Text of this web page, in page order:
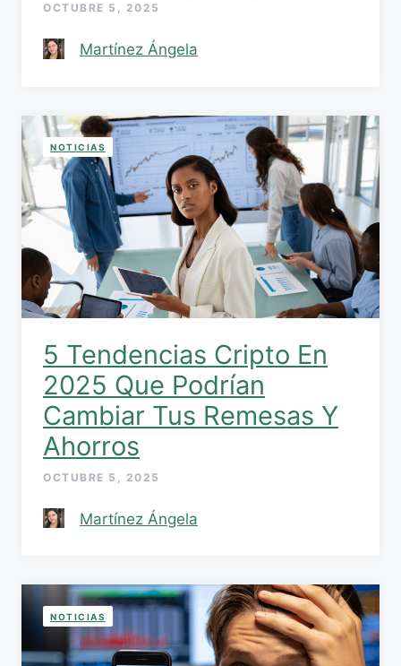
OCTUBRE 5, 2025
Martínez Ángela
NOTICIAS
5 Tendencias Cripto En
2025 Que Podrían
Cambiar Tus Remesas Y
Ahorros
OCTUBRE 5, 2025
Martínez Ángela
NOTICIAS